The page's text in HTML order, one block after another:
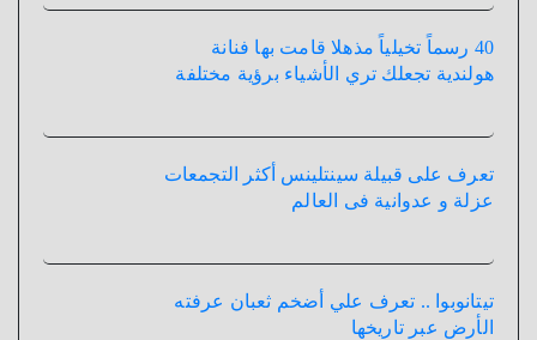
40 رسماً تخيلياً مذهلا قامت بها فنانة
هولندية تجعلك تري الأشياء برؤية مختلفة
تعرف على قبيلة سينتلينس أكثر التجمعات
عزلة و عدوانية فى العالم
تيتانوبوا .. تعرف علي أضخم ثعبان عرفته
الأرض عبر تاريخها